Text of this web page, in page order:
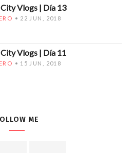
Vlogs | Día 13
22 JUN, 2018
Vlogs | Día 11
15 JUN, 2018
ME